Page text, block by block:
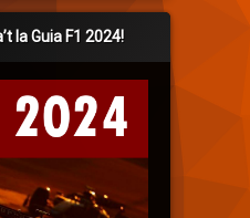
la Guia F1 2024!